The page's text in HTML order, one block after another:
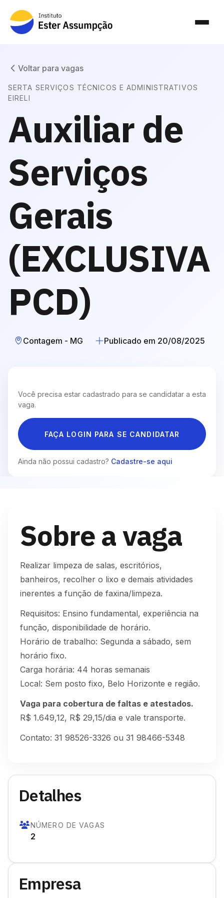
Voltar para vagas
SERTA SERVIÇOS TÉCNICOS E ADMINISTRATIVOS
EIRELI
Auxiliar de
Serviços
Gerais
(EXCLUSIVA
PCD)
Contagem - MG Publicado em 20/08/2025
Você precisa estar cadastrado para se candidatar a esta
vaga.
FAÇA LOGIN PARA SE CANDIDATAR
Ainda não possui cadastro? Cadastre-se aqui
Sobre a vaga
Realizar limpeza de salas, escritórios,
banheiros, recolher o lixo e demais atividades
inerentes a função de faxina/limpeza.
Requisitos: Ensino fundamental, experiência na
função, disponibilidade de horário.
Horário de trabalho: Segunda a sábado, sem
horário fixo.
Carga horária: 44 horas semanais
Local: Sem posto fixo, Belo Horizonte e região.
Vaga para cobertura de faltas e atestados.
R$ 1.649,12, R$ 29,15/dia e vale transporte.
Contato: 31 98526-3326 ou 31 98466-5348
Detalhes
NÚMERO DE VAGAS
2
Empresa